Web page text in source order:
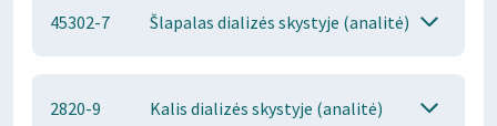
45302-7 Šlapalas dializės skystyje (analitė)
2820-9 Kalis dializės skystyje (analitė)